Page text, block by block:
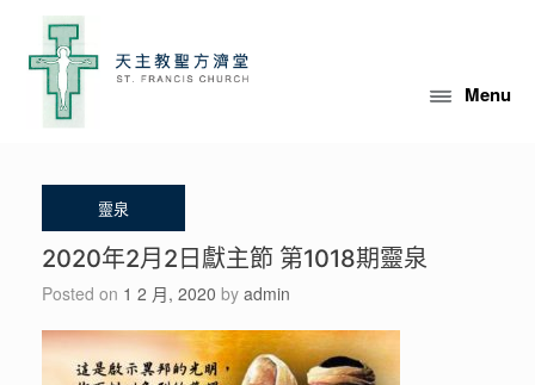
content
Menu
2020年2月2日獻主節 第1018期靈泉
Posted on 1 2 月, 2020 by admin